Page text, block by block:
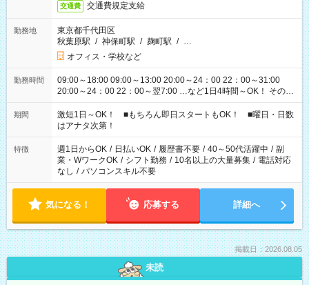
交通費 交通費規定支給
勤務地
東京都千代田区
秋葉原駅 / 神保町駅 / 麹町駅 / …
オフィス・学校など
勤務時間
09:00～18:00 09:00～13:00 20:00～24：00 22：00～31:00
20:00～24：00 22：00～翌7:00 …など1日4時間～OK！ その他
シフトもございます！ お気軽にご相談ください！
期間
激短1日～OK！ ■もちろん即日スタートもOK！ ■曜日・日数
はアナタ次第！
特徴 週1日からOK / 日払いOK / 履歴書不要 / 40～50代活躍中 / 副
業・WワークOK / シフト勤務 / 10名以上の大量募集 / 電話対応
なし / パソコンスキル不要
気になる！ 応募する 詳細へ
掲載日：2026.08.05
未読